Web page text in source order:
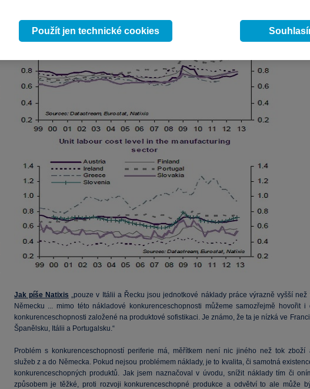
Jak píše Natixis „pouze v Itálii a Řecku jsou jednotkové náklady práce výrazně vyšší než
Německu ... mimo této nákladové konkurenceschopnosti můžeme samozřejmě hovořit i
konkurenceschopnosti založené na produktové sofistikaci. Je známo, že ta je nízká ve
Španělsku, Itálii a Portugalsku.“
Problém s konkurenceschopností periferie má, měřítkem není nic jiného než tok zboží
služeb z a do Německa. Pokud nejsou problémem náklady, je to kvalita, či samotná
konkurenceschopných produktů. Jak jsem naznačoval v úvodu, snížit náklady tím či
způsobem je těžké, proti rozvoji konkurenceschopné produkce a odvětví to ale může
Použít jen technické cookies